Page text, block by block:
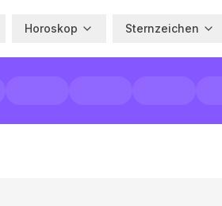
Horoskop Sternzeichen